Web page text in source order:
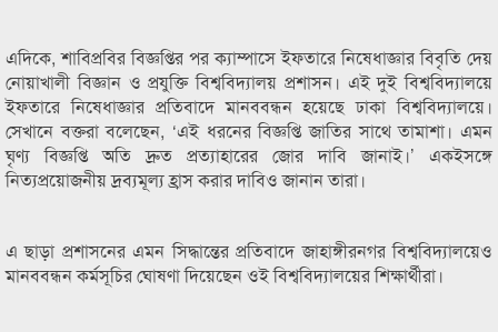
এদিকে, শাবিপ্রবির বিজ্ঞপ্তির পর ক্যাম্পাসে ইফতারে নিষেধাজ্ঞার বিবৃতি দেয়
নোয়াখালী বিজ্ঞান ও প্রযুক্তি বিশ্ববিদ্যালয় প্রশাসন। এই দুই বিশ্ববিদ্যালয়ে
ইফতারে নিষেধাজ্ঞার প্রতিবাদে মানববন্ধন হয়েছে ঢাকা বিশ্ববিদ্যালয়ে।
সেখানে বক্তরা বলেছেন, ‘এই ধরনের বিজ্ঞপ্তি জাতির সাথে তামাশা। এমন
ঘৃণ্য বিজ্ঞপ্তি অতি দ্রুত প্রত্যাহারের জোর দাবি জানাই।’ একইসঙ্গে
নিত্যপ্রয়োজনীয় দ্রব্যমূল্য হ্রাস করার দাবিও জানান তারা।
এ ছাড়া প্রশাসনের এমন সিদ্ধান্তের প্রতিবাদে জাহাঙ্গীরনগর বিশ্ববিদ্যালয়েও
মানববন্ধন কর্মসূচির ঘোষণা দিয়েছেন ওই বিশ্ববিদ্যালয়ের শিক্ষার্থীরা।